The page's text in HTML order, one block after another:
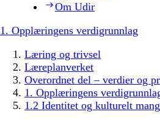
Om Udir
1. Opplæringens verdigrunnlag
Læring og trivsel
Læreplanverket
Overordnet del – verdier og
1. Opplæringens
1.2 Identitet og kulturelt